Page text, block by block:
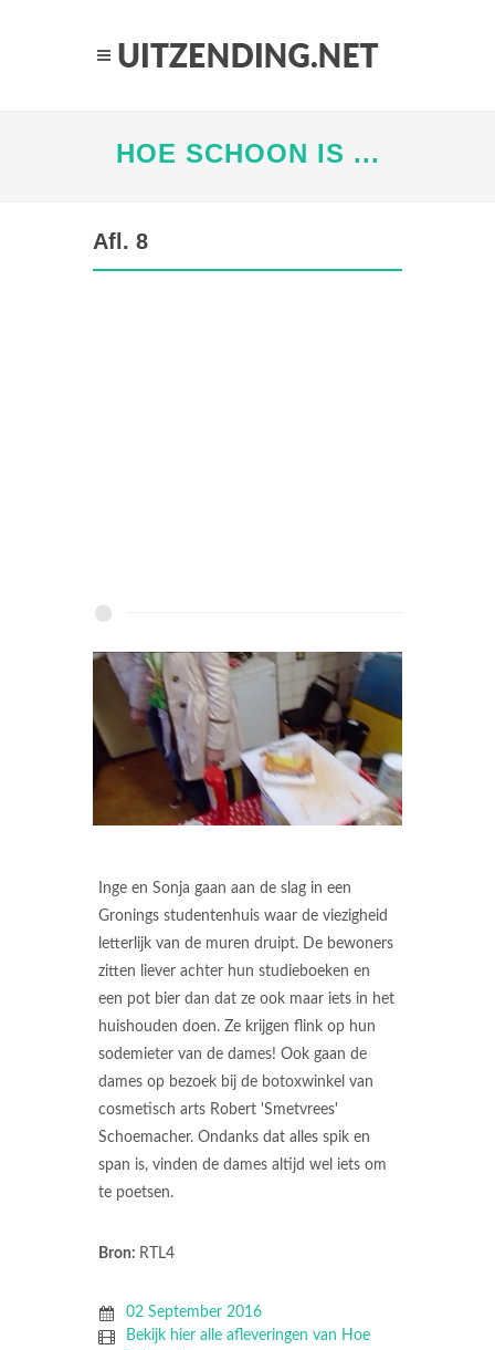
HOE SCHOON IS ...
Afl. 8
Inge en Sonja gaan aan de slag in een
Gronings studentenhuis waar de viezigheid
letterlijk van de muren druipt. De bewoners
zitten liever achter hun studieboeken en
een pot bier dan dat ze ook maar iets in het
huishouden doen. Ze krijgen flink op hun
sodemieter van de dames! Ook gaan de
dames op bezoek bij de botoxwinkel van
cosmetisch arts Robert 'Smetvrees'
Schoemacher. Ondanks dat alles spik en
span is, vinden de dames altijd wel iets om
te poetsen.
Bron: RTL4
02 September 2016
Bekijk hier alle afleveringen van Hoe